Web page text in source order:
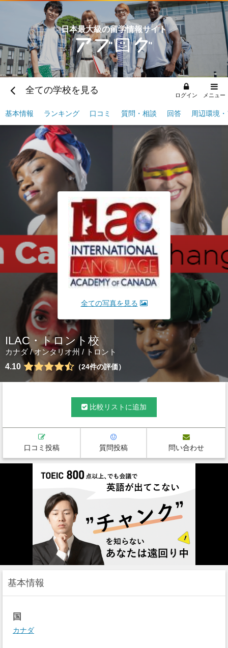
日本最大級の留学情報サイト
全ての学校を見る ログイン メニュー
基本情報 ランキング 口コミ 質問・相談 回答 周辺環境
全ての写真を見る
ILAC・トロント校
カナダ/オンタリオ州 / トロント
4.10
24件の評価
比較リストに追加
口コミ投稿 質問投稿 問い合わせ
基本情報
国
カナダ